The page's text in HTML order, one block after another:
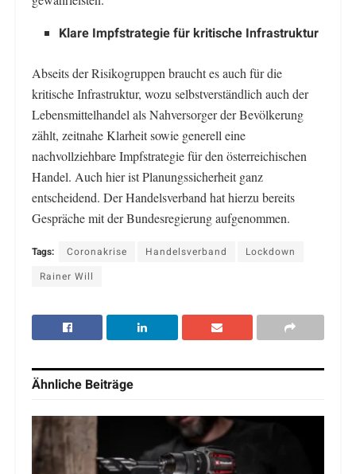
Klare Impfstrategie für kritische Infrastruktur
Abseits der Risikogruppen braucht es auch für die
kritische Infrastruktur, wozu selbstverständlich auch der
Lebensmittelhandel als Nahversorger der Bevölkerung
zählt, zeitnahe Klarheit sowie generell eine
nachvollziehbare Impfstrategie für den österreichischen
Handel. Auch hier ist Planungssicherheit ganz
entscheidend. Der Handelsverband hat hierzu bereits
Gespräche mit der Bundesregierung aufgenommen.
Tags: Coronakrise Handelsverband
Lockdown
Rainer Will
Ähnliche Beiträge